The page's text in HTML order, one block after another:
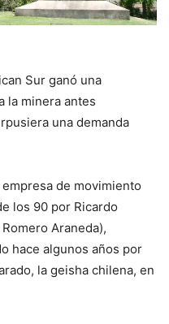
Sur ganó una
la minera antes
una demanda
de movimiento
los 90 por Ricardo
Araneda),
hace algunos años por
la geisha chilena, en